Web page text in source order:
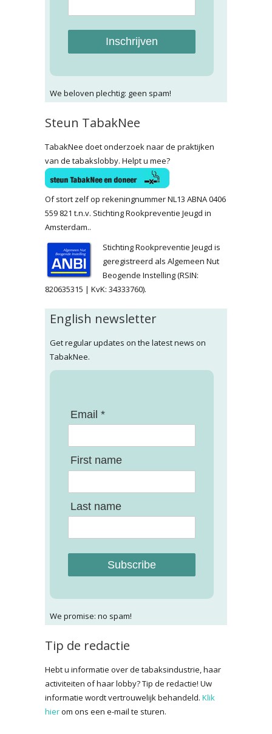
Inschrijven
We beloven plechtig: geen spam!
Steun TabakNee
TabakNee doet onderzoek naar de praktijken
van de tabakslobby. Helpt u mee?
Of stort zelf op rekeningnummer NL13 ABNA 0406
559 821 t.n.v. Stichting Rookpreventie Jeugd in
Amsterdam..
Stichting Rookpreventie Jeugd is
geregistreerd als Algemeen Nut
Beogende Instelling (RSIN:
820635315 | KvK: 34333760).
English newsletter
Get regular updates on the latest news on
TabakNee.
Email *
First name
Last name
Subscribe
We promise: no spam!
Tip de redactie
Hebt u informatie over de tabaksindustrie, haar
activiteiten of haar lobby? Tip de redactie! Uw
informatie wordt vertrouwelijk behandeld. Klik
hierom ons een e-mail te sturen.